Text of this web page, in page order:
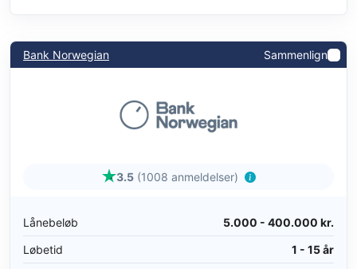
Bank Norwegian Sammenlign
3.5 (1008 anmeldelser)
Lånebeløb
5.000 - 400.000 kr.
Løbetid
1 - 15 år